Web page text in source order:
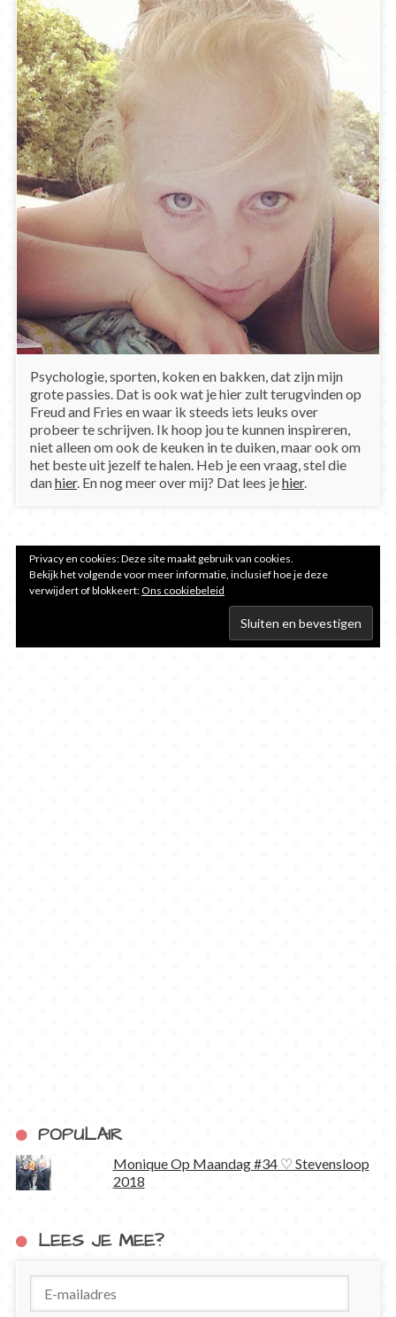
Psychologie, sporten, koken en bakken, dat zijn mijn
grote passies. Dat is ook wat je hier zult terugvinden op
Freud and Fries en waar ik steeds iets leuks over
probeer te schrijven. Ik hoop jou te kunnen inspireren,
niet alleen om ook de keuken in te duiken, maar ook om
het beste uit jezelf te halen. Heb je een vraag, stel die
danhier. En nog meer over mij? Dat lees jehier.
Privacy en cookies: Deze site maakt gebruik van cookies.
Bekijk het volgende voor meer informatie, inclusief hoe je deze
verwijdert of blokkeert:Ons cookiebeleid
POPULAIR
Monique Op Maandag #34 ♡ Stevensloop
2018
LEES JE MEE?
mailadres